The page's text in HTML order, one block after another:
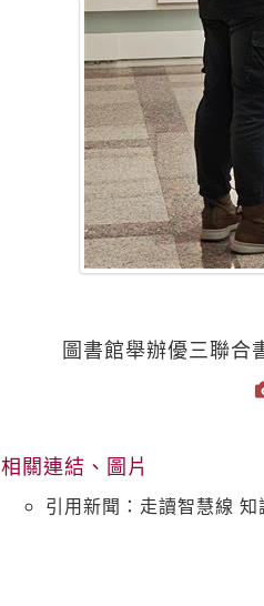
圖書館舉辦優三聯合
相關連結、圖片
引用新聞：走讀智慧線